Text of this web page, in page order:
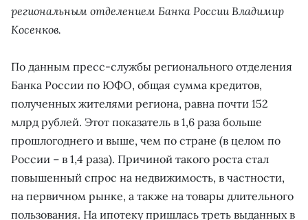
региональным отделением Банка России Владимир
Косенков.
По данным пресс-службы регионального отделения
Банка России по ЮФО, общая сумма кредитов,
полученных жителями региона, равна почти 152
млрд рублей. Этот показатель в 1,6 раза больше
прошлогоднего и выше, чем по стране (в целом по
России – в 1,4 раза). Причиной такого роста стал
повышенный спрос на недвижимость, в частности,
на первичном рынке, а также на товары длительного
пользования. На ипотеку пришлась треть выданных в